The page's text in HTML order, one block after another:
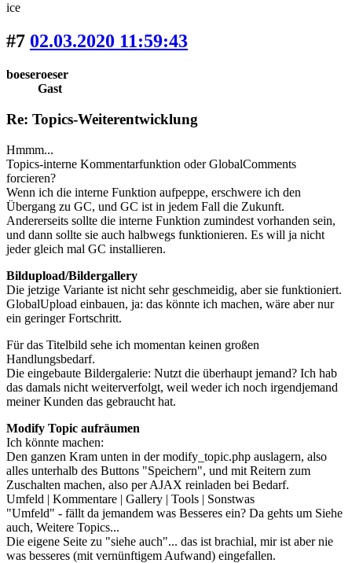
ice
#7 02.03.2020 11:59:43
boeseroeser
Gast
Re: Topics-Weiterentwicklung
Hmmm...
Topics-interne Kommentarfunktion oder GlobalComments
forcieren?
Wenn ich die interne Funktion aufpeppe, erschwere ich den
Übergang zu GC, und GC ist in jedem Fall die Zukunft.
Andererseits sollte die interne Funktion zumindest vorhanden sein,
und dann sollte sie auch halbwegs funktionieren. Es will ja nicht
jeder gleich mal GC installieren.
Bildupload/Bildergallery
Die jetzige Variante ist nicht sehr geschmeidig, aber sie funktioniert.
GlobalUpload einbauen, ja: das könnte ich machen, wäre aber nur
ein geringer Fortschritt.
Für das Titelbild sehe ich momentan keinen großen
Handlungsbedarf.
Die eingebaute Bildergalerie: Nutzt die überhaupt jemand? Ich hab
das damals nicht weiterverfolgt, weil weder ich noch irgendjemand
meiner Kunden das gebraucht hat.
Modify Topic aufräumen
Ich könnte machen:
Den ganzen Kram unten in der modify_topic.php auslagern, also
alles unterhalb des Buttons "Speichern", und mit Reitern zum
Zuschalten machen, also per AJAX reinladen bei Bedarf.
Umfeld | Kommentare | Gallery | Tools | Sonstwas
"Umfeld" - fällt da jemandem was Besseres ein? Da gehts um Siehe
auch, Weitere Topics...
Die eigene Seite zu "siehe auch"... das ist brachial, mir ist aber nie
was besseres (mit vernünftigem Aufwand) eingefallen.